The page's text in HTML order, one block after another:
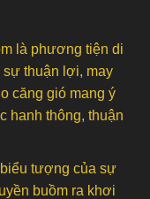
là phương tiện di
thuận lợi, may
căng gió mang ý
hanh thông, thuận
tượng của sự
buồm ra khơi